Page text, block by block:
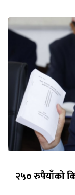
२५० रुपैयाँको